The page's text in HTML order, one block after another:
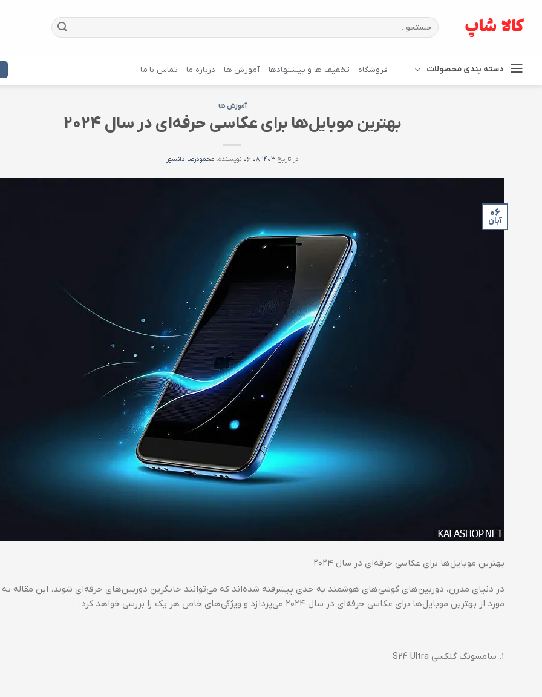
جستجو
برای:
دسته بندی محصولات فروشگاه تخفیف ها و پیشنهادها آموزش ها درباره ما تماس با ما
آموزش ها
بهترین موبایل‌ها برای عکاسی حرفه‌ای در سال ۲۰۲۴
در تاریخ ۱۴۰۳-۰۸-۰۶ نویسنده: محمودرضا دانشور
۰۶
آبان
بهترین موبایل‌ها برای عکاسی حرفه‌ای در سال ۲۰۲۴
مورد از بهترین موبایل‌ها برای عکاسی حرفه‌ای در سال ۲۰۲۴ می‌پردازد و ویژگی‌های خاص هر یک را بررسی خواهد کرد.